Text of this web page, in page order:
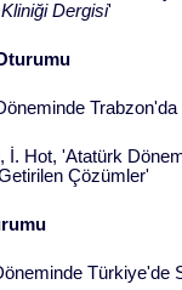
Dergisi'
Trabzon'da
İ. Hot, 'Atatürk
Çözümler'
Türkiye'de